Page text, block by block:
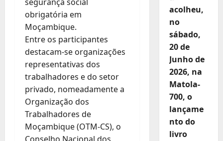
obrigatória em
Moçambique.
Entre os participantes
destacam-se organizações
representativas dos
trabalhadores e do setor
privado, nomeadamente a
Organização dos
Trabalhadores de
Moçambique (OTM-CS), o
acolheu,
no
sábado,
20 de
Junho de
2026, na
Matola-
700, o
lançame
nto do
livro